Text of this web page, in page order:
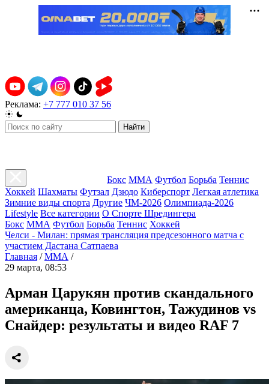
Реклама: +7 777 010 37 56
Найти
Бокс ММА Футбол Борьба Теннис
Хоккей Шахматы Футзал Дзюдо Киберспорт Легкая атлетика
Зимние виды спорта Другие ЧМ-2026 Олимпиада-2026
Lifestyle Все категории О Спорте Шредингера
Бокс ММА Футбол Борьба Теннис Хоккей
Челси - Милан: прямая трансляция предсезонного матча с
участием Дастана Сатпаева
Главная / ММА /
29 марта, 08:53
Арман Царукян против скандального
американца, Ковингтон, Тажудинов vs
Снайдер: результаты и видео RAF 7